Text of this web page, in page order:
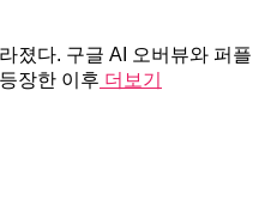
졌다. 구글 AI 오버뷰와 퍼플
장한 이후 더보기